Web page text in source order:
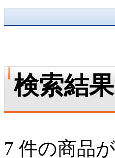
検索結果
7 件の商品